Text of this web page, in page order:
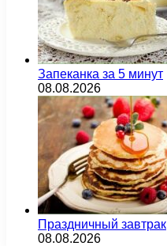
Запеканка за 5 минут
08.08.2026
Праздничный завтрак
08.08.2026